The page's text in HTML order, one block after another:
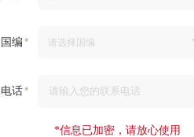
国编
电话
*信息已加密，请放心使用